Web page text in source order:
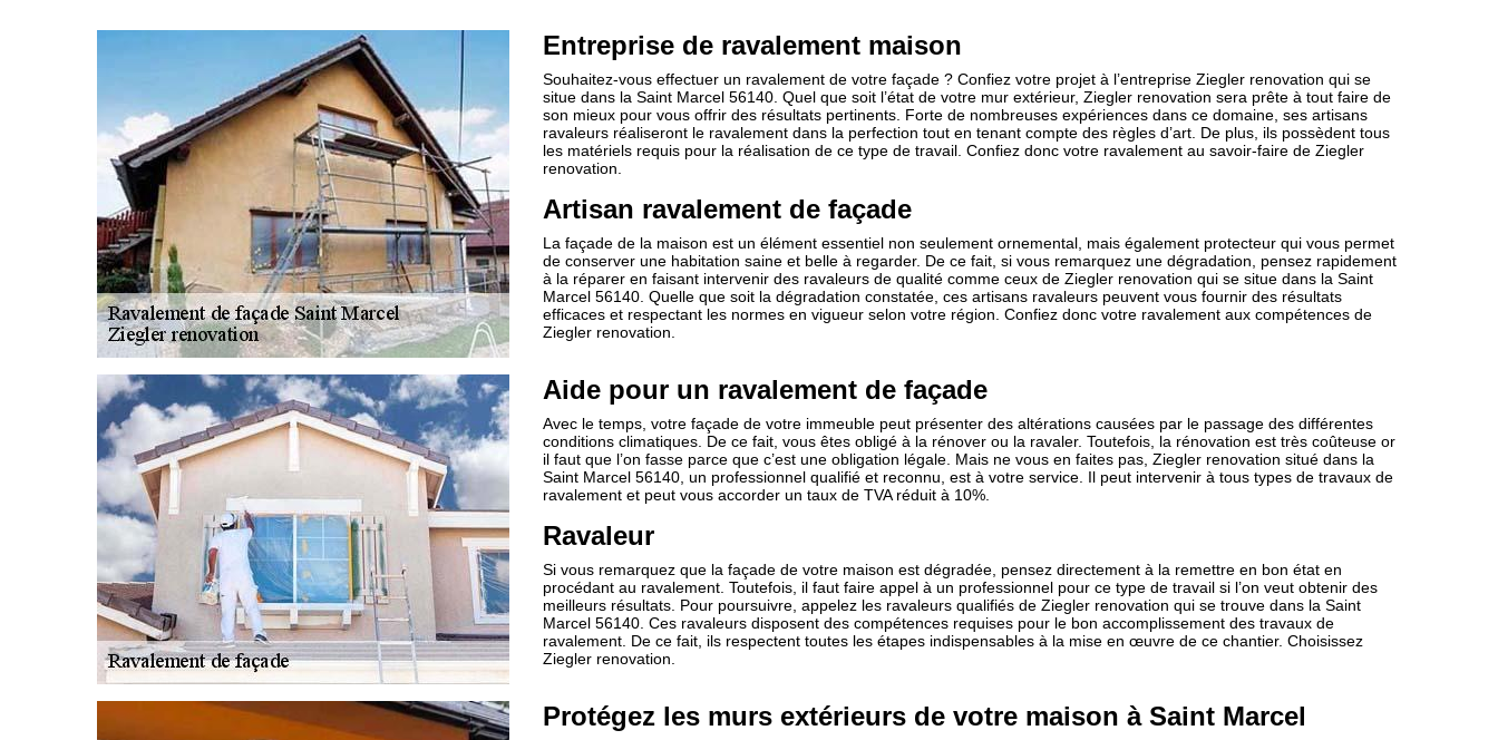
Entreprise de ravalement maison
Souhaitez-vous effectuer un ravalement de votre façade ? Confiez votre projet à l’entreprise Ziegler renovation qui se
situe dans la Saint Marcel 56140. Quel que soit l’état de votre mur extérieur, Ziegler renovation sera prête à tout faire de
son mieux pour vous offrir des résultats pertinents. Forte de nombreuses expériences dans ce domaine, ses artisans
ravaleurs réaliseront le ravalement dans la perfection tout en tenant compte des règles d’art. De plus, ils possèdent tous
les matériels requis pour la réalisation de ce type de travail. Confiez donc votre ravalement au savoir-faire de Ziegler
renovation.
Artisan ravalement de façade
La façade de la maison est un élément essentiel non seulement ornemental, mais également protecteur qui vous permet
de conserver une habitation saine et belle à regarder. De ce fait, si vous remarquez une dégradation, pensez rapidement
à la réparer en faisant intervenir des ravaleurs de qualité comme ceux de Ziegler renovation qui se situe dans la Saint
Marcel 56140. Quelle que soit la dégradation constatée, ces artisans ravaleurs peuvent vous fournir des résultats
efficaces et respectant les normes en vigueur selon votre région. Confiez donc votre ravalement aux compétences de
Ziegler renovation.
Aide pour un ravalement de façade
Avec le temps, votre façade de votre immeuble peut présenter des altérations causées par le passage des différentes
conditions climatiques. De ce fait, vous êtes obligé à la rénover ou la ravaler. Toutefois, la rénovation est très coûteuse or
il faut que l’on fasse parce que c’est une obligation légale. Mais ne vous en faites pas, Ziegler renovation situé dans la
Saint Marcel 56140, un professionnel qualifié et reconnu, est à votre service. Il peut intervenir à tous types de travaux de
ravalement et peut vous accorder un taux de TVA réduit à 10%.
Ravaleur
Si vous remarquez que la façade de votre maison est dégradée, pensez directement à la remettre en bon état en
procédant au ravalement. Toutefois, il faut faire appel à un professionnel pour ce type de travail si l’on veut obtenir des
meilleurs résultats. Pour poursuivre, appelez les ravaleurs qualifiés de Ziegler renovation qui se trouve dans la Saint
Marcel 56140. Ces ravaleurs disposent des compétences requises pour le bon accomplissement des travaux de
ravalement. De ce fait, ils respectent toutes les étapes indispensables à la mise en œuvre de ce chantier. Choisissez
Ziegler renovation.
Protégez les murs extérieurs de votre maison à Saint Marcel